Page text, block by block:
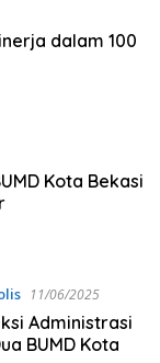
dalam 100
Kota Bekasi
11/06/2025
BUMD Kota